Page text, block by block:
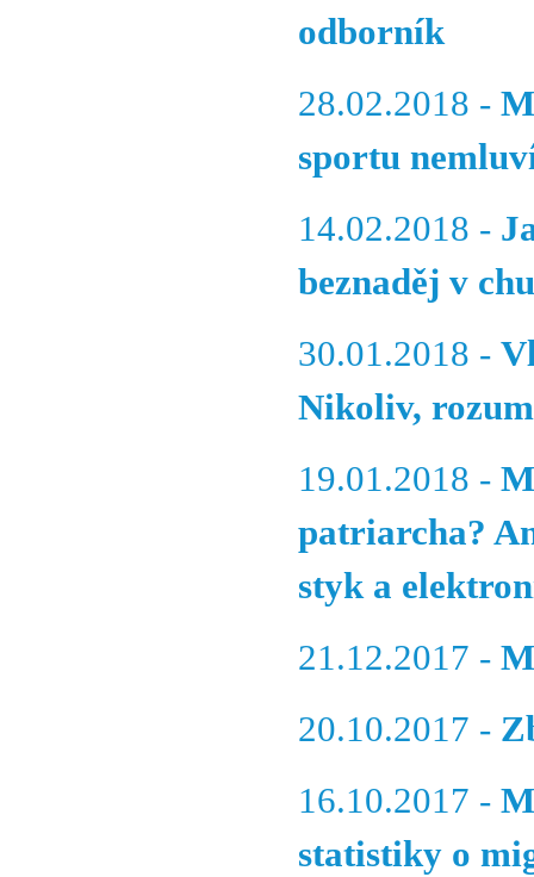
odborník
28.02.2018 -
sportu
14.02.2018 -
beznaděj v
30.01.2018 -
Nikoliv,
19.01.2018 -
patriarcha?
styk a
21.12.2017 -
20.10.2017 -
16.10.2017 -
statistiky o